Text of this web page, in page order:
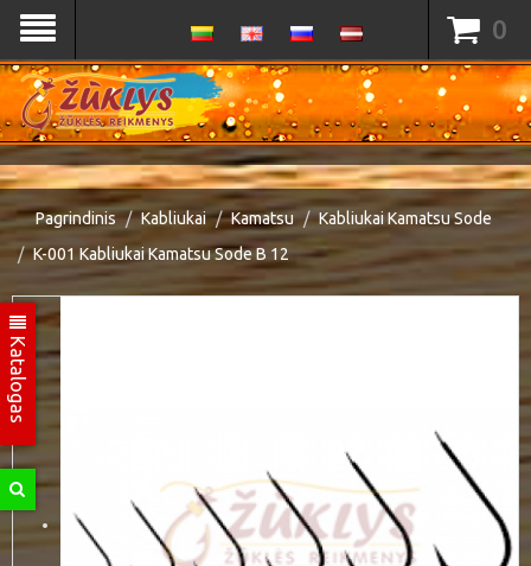
Katalogas
0
Pagrindinis Kabliukai Kamatsu
Kabliukai Kamatsu Sode
K-001 Kabliukai Kamatsu Sode B 12